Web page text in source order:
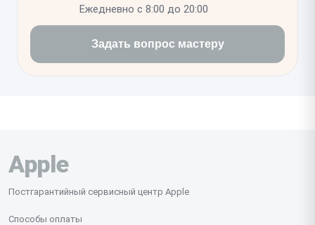
Ежедневно с 8:00 до 20:00
Задать вопрос мастеру
Apple
Постгарантийный сервисный центр Apple
Способы оплаты